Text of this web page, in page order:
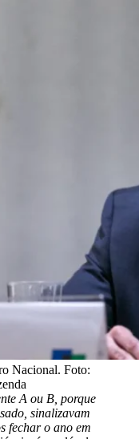
Nacional. Foto:
A ou B, porque
sinalizavam
fechar o ano em